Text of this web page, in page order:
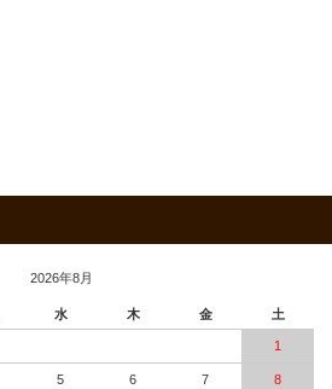
2026年8月
水 木 金 土
1
5 6 7 8